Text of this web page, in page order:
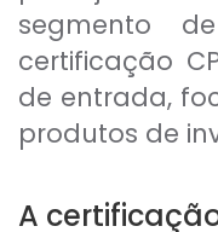
segmento
certificação
de entrada,
produtos de
A